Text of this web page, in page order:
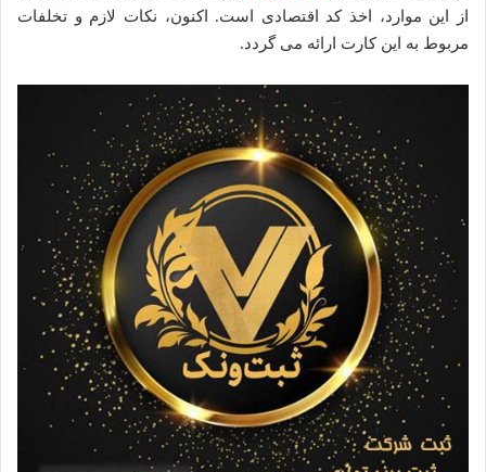
از این موارد، اخذ کد اقتصادی است. اکنون، نکات لازم و تخلفات
مربوط به این کارت ارائه می گردد.